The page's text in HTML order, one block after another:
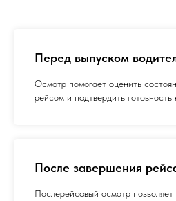
Перед выпуском
Осмотр помогает оценить
рейсом и подтвердить готовность
После завершения
Послерейсовый осмотр позволяет